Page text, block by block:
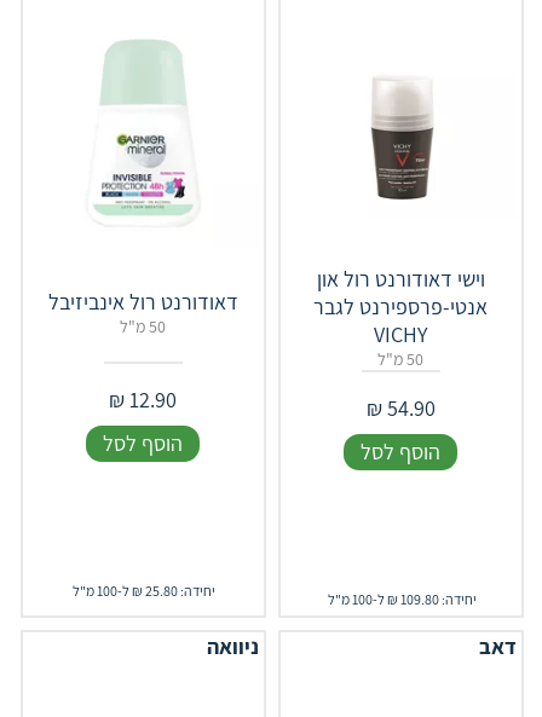
וישי דאודורנט רול און
אנטי-פרספירנט לגבר
VICHY
50 מ"ל
54.90
₪
הוסף לסל
יחידה: 109.80 ₪ ל-100 מ"ל
דאודורנט רול אינביזיבל
50 מ"ל
12.90
₪
הוסף לסל
יחידה: 25.80 ₪ ל-100 מ"ל
דאב ניוואה